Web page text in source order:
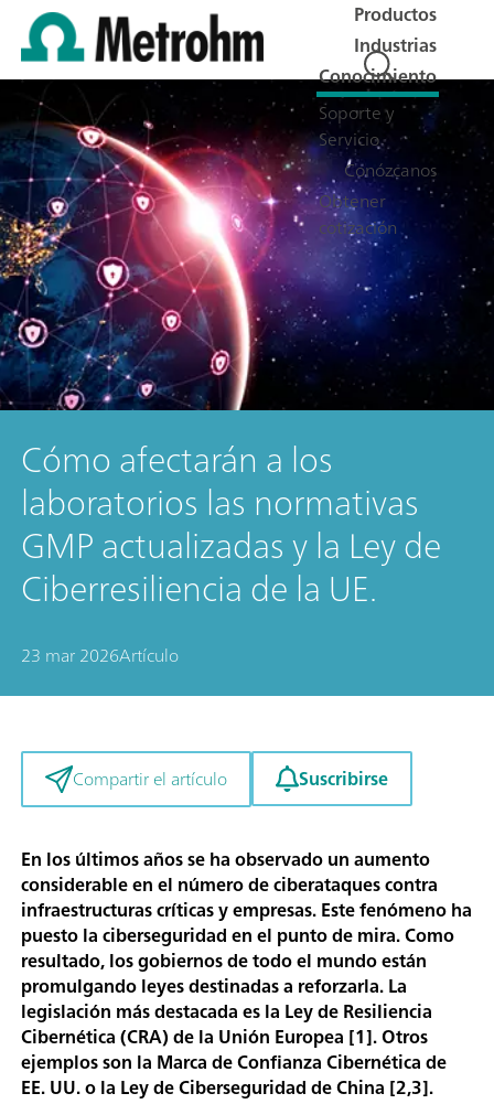
Productos
Industrias
Conocimiento
Soporte y
Servicio
Conózcanos
Obtener
cotización
Cómo afectarán a los
laboratorios las normativas
GMP actualizadas y la Ley de
Ciberresiliencia de la UE.
23 mar 2026Artículo
Compartir el artículo Suscribirse
En los últimos años se ha observado un aumento
considerable en el número de ciberataques contra
infraestructuras críticas y empresas. Este fenómeno ha
puesto la ciberseguridad en el punto de mira. Como
resultado, los gobiernos de todo el mundo están
promulgando leyes destinadas a reforzarla. La
legislación más destacada es la Ley de Resiliencia
Cibernética (CRA) de la Unión Europea [1]. Otros
ejemplos son la Marca de Confianza Cibernética de
EE. UU. o la Ley de Ciberseguridad de China [2,3].